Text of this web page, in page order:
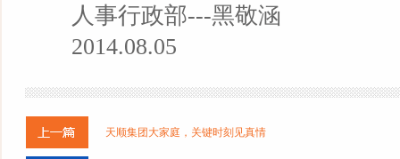
人事行政部---黑敬涵
2014.08.05
天顺集团大家庭，关键时刻见真情